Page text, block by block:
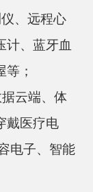
、远程心
计、蓝牙血
；
云端、体
戴医疗电
电子、智能